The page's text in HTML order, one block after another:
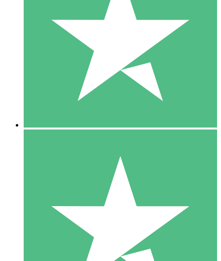
Pacchetti di Crediti Individuali
Paga a consumo con crediti di download. Nessun impegno
1 Download
10
US$1500
10 Download
20